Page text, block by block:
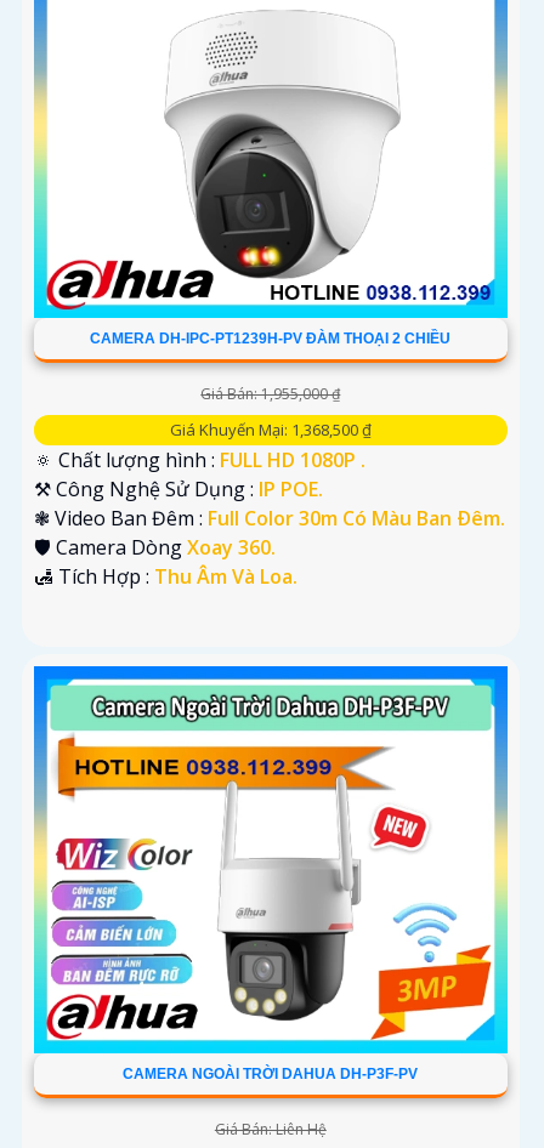
CAMERA DH-IPC-PT1239H-PV ĐÀM THOẠI 2 CHIỀU
Giá Bán: 1,955,000 ₫
Giá Khuyến Mại: 1,368,500 ₫
🔅 Chất lượng hình : FULL HD 1080P .
⚒ Công Nghệ Sử Dụng : IP POE.
❃ Video Ban Đêm : Full Color 30m Có Màu Ban Ðêm.
🛡 Camera DòngXoay 360.
️🛃 Tích Hợp : Thu Âm Và Loa.
CAMERA NGOÀI TRỜI DAHUA DH-P3F-PV
Giá Bán: Liên Hệ